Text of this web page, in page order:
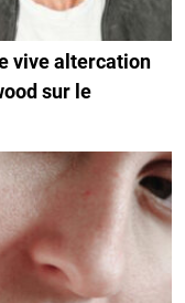
vive altercation
sur le